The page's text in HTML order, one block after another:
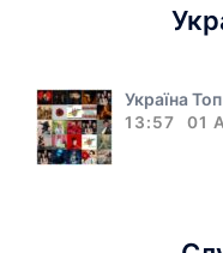
Україна
13:57 01